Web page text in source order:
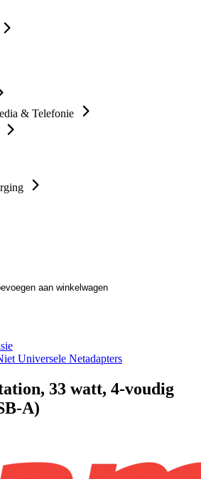
& Telefonie
aan winkelwagen
Universele Netadapters
33 watt, 4-voudig
A)